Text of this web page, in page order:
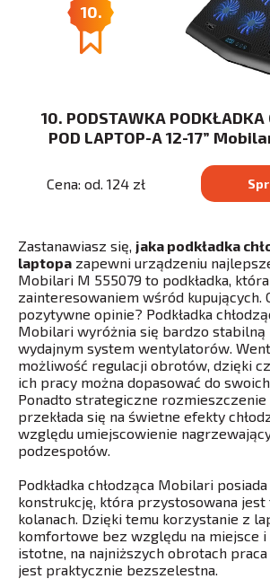
10.
10. PODSTAWKA PODKŁADKA
POD LAPTOP-A 12-17”
Cena: od. 124 zł
Zastanawiasz się, jaka podkładka
laptopa zapewni urządzeniu
Mobilari M 555079 to podkładka,
zainteresowaniem wśród kupujących.
pozytywne opinie? Podkładka
Mobilari wyróżnia się bardzo stabilną
wydajnym system wentylatorów.
możliwość regulacji obrotów, dzięki
ich pracy można dopasować do
Ponadto strategiczne
przekłada się na świetne efekty
względu umiejscowienie
podzespołów.
Podkładka chłodząca Mobilari
konstrukcję, która przystosowana jest
kolanach. Dzięki temu korzystanie z
komfortowe bez względu na miejsce i
istotne, na najniższych obrotach
jest praktycznie bezszelestna.